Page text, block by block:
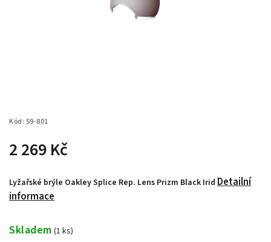
Kód: 59-801
2 269 Kč
Lyžařské brýle Oakley Splice Rep. Lens Prizm Black Irid Detailní
informace
Skladem (1 ks)